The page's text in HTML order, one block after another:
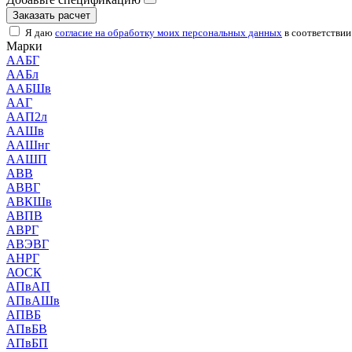
Заказать расчет
Я даю согласие на обработку моих персональных данных в
Марки
ААБГ
ААБл
ААБШв
ААГ
ААП2л
ААШв
ААШнг
ААШП
АВВ
АВВГ
АВКШв
АВПВ
АВРГ
АВЭВГ
АНРГ
АОСК
АПвАП
АПвАШв
АПВБ
АПвБВ
АПвБП